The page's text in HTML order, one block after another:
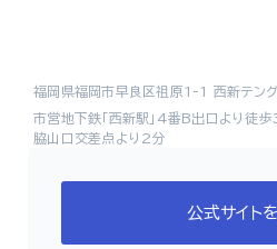
福岡県福岡市早良区祖原1-1 西新テング
市営地下鉄「西新駅」4番B出口より徒歩
脇山口交差点より2分
公式サイト